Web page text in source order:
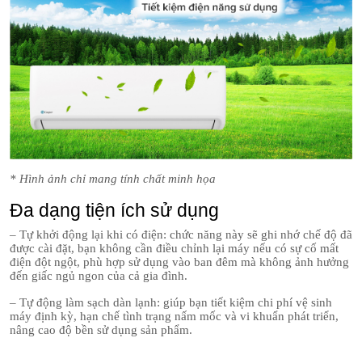
* Hình ảnh chỉ mang tính chất minh họa
Đa dạng tiện ích sử dụng
– Tự khởi động lại khi có điện: chức năng này sẽ ghi nhớ chế độ đã
được cài đặt, bạn không cần điều chỉnh lại máy nếu có sự cố mất
điện đột ngột, phù hợp sử dụng vào ban đêm mà không ảnh hưởng
đến giấc ngủ ngon của cả gia đình.
– Tự động làm sạch dàn lạnh: giúp bạn tiết kiệm chi phí vệ sinh
máy định kỳ, hạn chế tình trạng nấm mốc và vi khuẩn phát triển,
nâng cao độ bền sử dụng sản phẩm.